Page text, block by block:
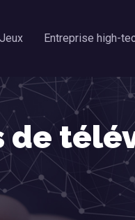
Entreprise high-
de